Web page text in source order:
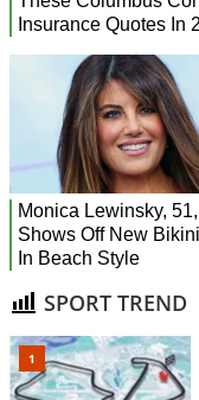
SPORT TREND